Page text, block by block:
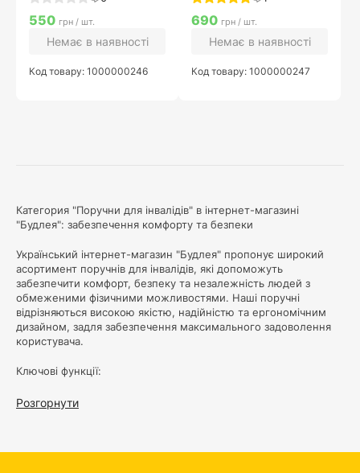
Категория "Поручни для інвалідів" в інтернет-магазині
"Будлея": забезпечення комфорту та безпеки
Український інтернет-магазин "Будлея" пропонує широкий
асортимент поручнів для інвалідів, які допоможуть
забезпечити комфорт, безпеку та незалежність людей з
обмеженими фізичними можливостями. Наші поручні
відрізняються високою якістю, надійністю та ергономічним
дизайном, задля забезпечення максимального задоволення
користувача.
Ключові функції:
Безпека і надійність:
Розгорнути
550 грн / шт.
Немає в наявності
Код товару: 1000000246
690 грн / шт.
Немає в наявності
Код товару: 1000000247